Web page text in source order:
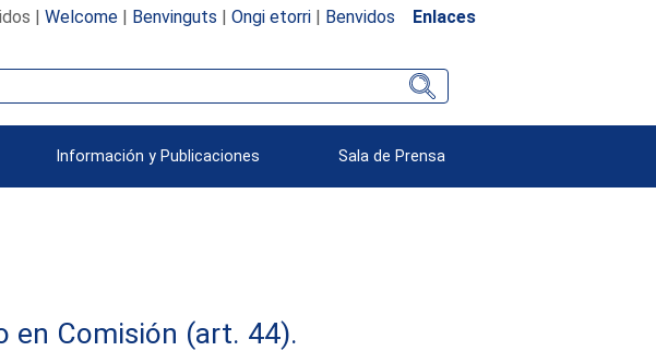
| Welcome| Benvinguts | Ongi etorri| Benvidos Enlaces
Información y Publicaciones Sala de Prensa
en Comisión (art. 44).